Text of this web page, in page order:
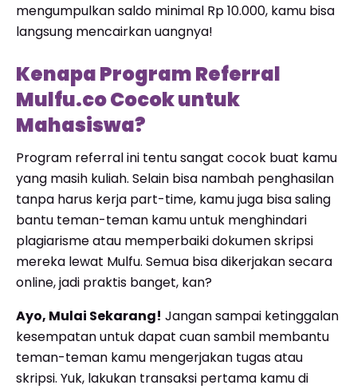
mengumpulkan saldo minimal Rp 10.000, kamu bisa
langsung mencairkan uangnya!
Kenapa Program Referral
Mulfu.co Cocok untuk
Mahasiswa?
Program referral ini tentu sangat cocok buat kamu
yang masih kuliah. Selain bisa nambah penghasilan
tanpa harus kerja part-time, kamu juga bisa saling
bantu teman-teman kamu untuk menghindari
plagiarisme atau memperbaiki dokumen skripsi
mereka lewat Mulfu. Semua bisa dikerjakan secara
online, jadi praktis banget, kan?
Ayo, Mulai Sekarang! Jangan sampai ketinggalan
kesempatan untuk dapat cuan sambil membantu
teman-teman kamu mengerjakan tugas atau
skripsi. Yuk, lakukan transaksi pertama kamu di